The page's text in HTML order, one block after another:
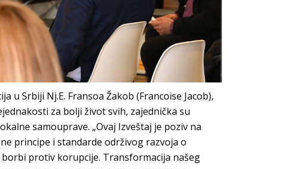
u Srbiji Nj.E. Fransoa Žakob (Francoise Jacob),
za bolji život svih, zajednička su
samouprave. „Ovaj Izveštaj je poziv na
principe i standarde održivog razvoja o
protiv korupcije. Transformacija našeg